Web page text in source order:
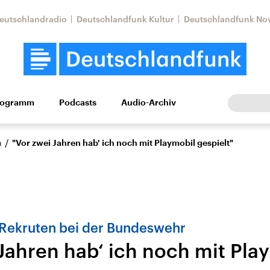
Deutschlandfunk Kultur Deutschlandfunk
Wissen Kultur Europa
Nahostkonflikt
Iran
Aktuelle Lage und
Podcasts Audio-Archiv
/ "Vor zwei Jahren hab' ich noch mit Playmobil gespielt"
bei der Bundeswehr
hab‘ ich noch mit